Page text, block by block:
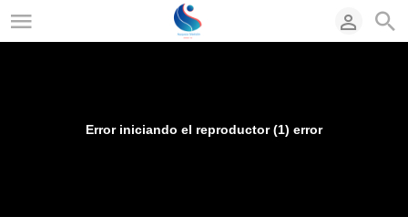
Error iniciando el reproductor (1) error